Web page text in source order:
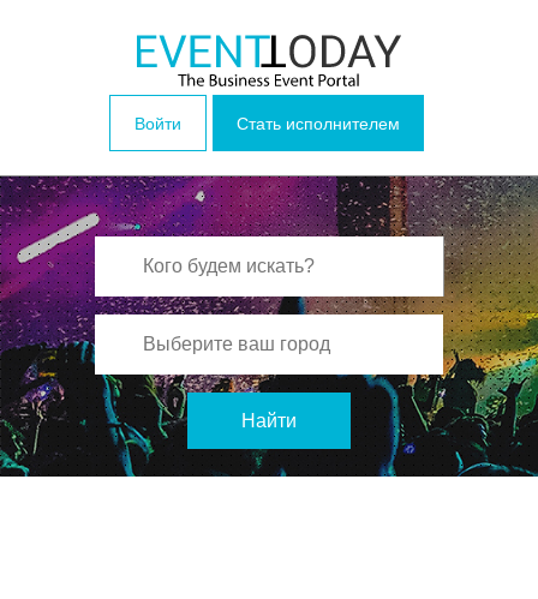
Войти Стать исполнителем
Найти